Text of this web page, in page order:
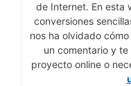
de Internet. En esta
conversiones
nos ha olvidado
un comentario y
proyecto online o